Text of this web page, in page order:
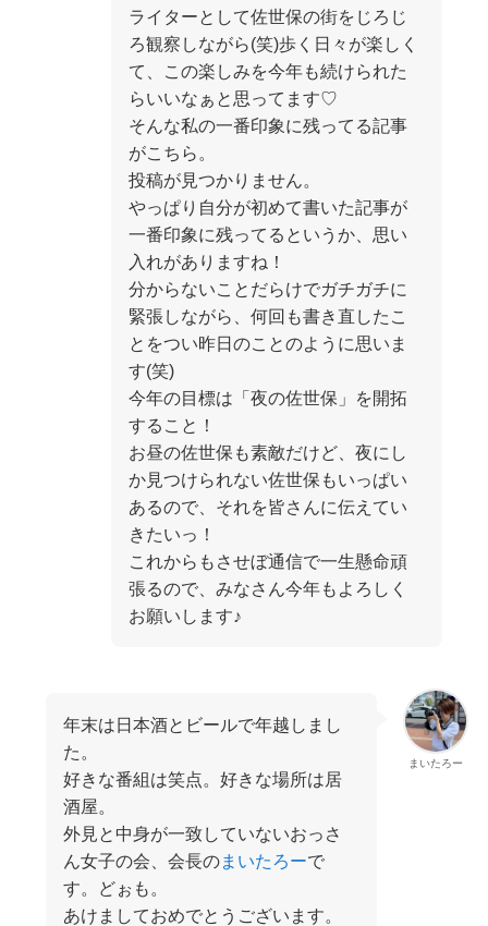
ライターとして佐世保の街をじろじ
ろ観察しながら(笑)歩く日々が楽しく
て、この楽しみを今年も続けられた
らいいなぁと思ってます♡
そんな私の一番印象に残ってる記事
がこちら。
投稿が見つかりません。
やっぱり自分が初めて書いた記事が
一番印象に残ってるというか、思い
入れがありますね！
分からないことだらけでガチガチに
緊張しながら、何回も書き直したこ
とをつい昨日のことのように思いま
す(笑)
今年の目標は「夜の佐世保」を開拓
すること！
お昼の佐世保も素敵だけど、夜にし
か見つけられない佐世保もいっぱい
あるので、それを皆さんに伝えてい
きたいっ！
これからもさせぼ通信で一生懸命頑
張るので、みなさん今年もよろしく
お願いします♪
まいたろー
年末は日本酒とビールで年越しまし
た。
好きな番組は笑点。好きな場所は居
酒屋。
外見と中身が一致していないおっさ
ん女子の会、会長のまいたろーで
す。どぉも。
あけましておめでとうございます。